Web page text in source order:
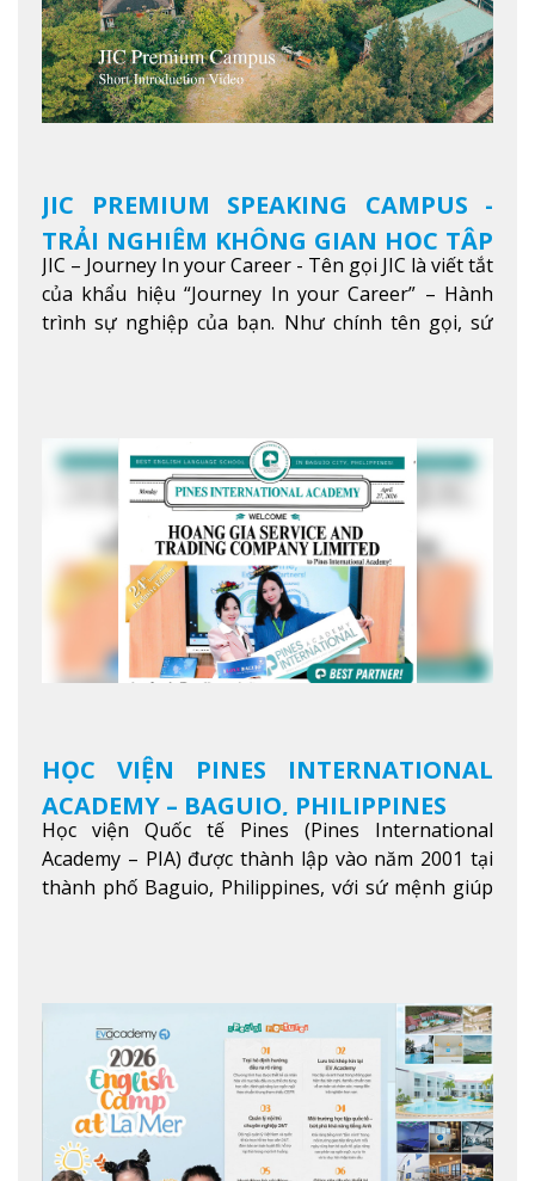
JIC PREMIUM SPEAKING CAMPUS -
TRẢI NGHIỆM KHÔNG GIAN HỌC TẬP
5 SAO TẠI BAGUIO
JIC – Journey In your Career - Tên gọi JIC là viết tắt
của khẩu hiệu “Journey In your Career” – Hành
trình sự nghiệp của bạn. Như chính tên gọi, sứ
HỌC VIỆN PINES INTERNATIONAL
ACADEMY – BAGUIO, PHILIPPINES
Học viện Quốc tế Pines (Pines International
Academy – PIA) được thành lập vào năm 2001 tại
thành phố Baguio, Philippines, với sứ mệnh giúp